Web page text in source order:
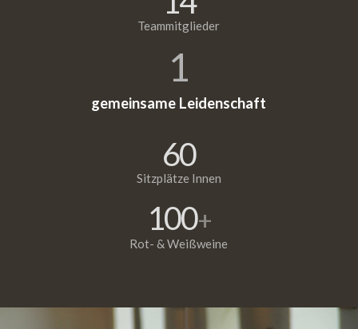
Teammitglieder
1
gemeinsame Leidenschaft
60
Sitzplätze Innen
100+
Rot- & Weißweine